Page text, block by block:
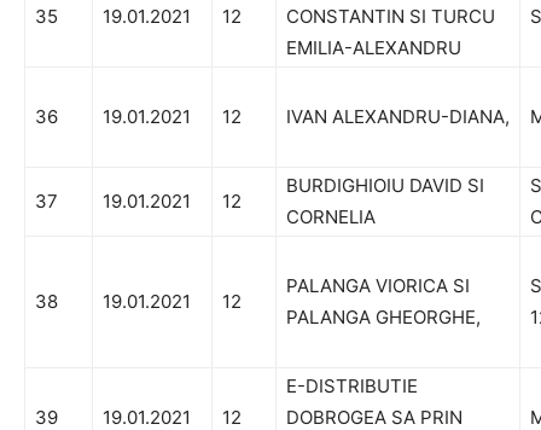
35 19.01.2021 12
CONSTANTIN SI TURCU
EMILIA-ALEXANDRU
36 19.01.2021 12 IVAN ALEXANDRU-DIANA,
37 19.01.2021 12
BURDIGHIOIU DAVID SI
CORNELIA
38 19.01.2021 12
PALANGA VIORICA SI
PALANGA GHEORGHE,
39 19.01.2021 12
E-DISTRIBUTIE
DOBROGEA SA PRIN